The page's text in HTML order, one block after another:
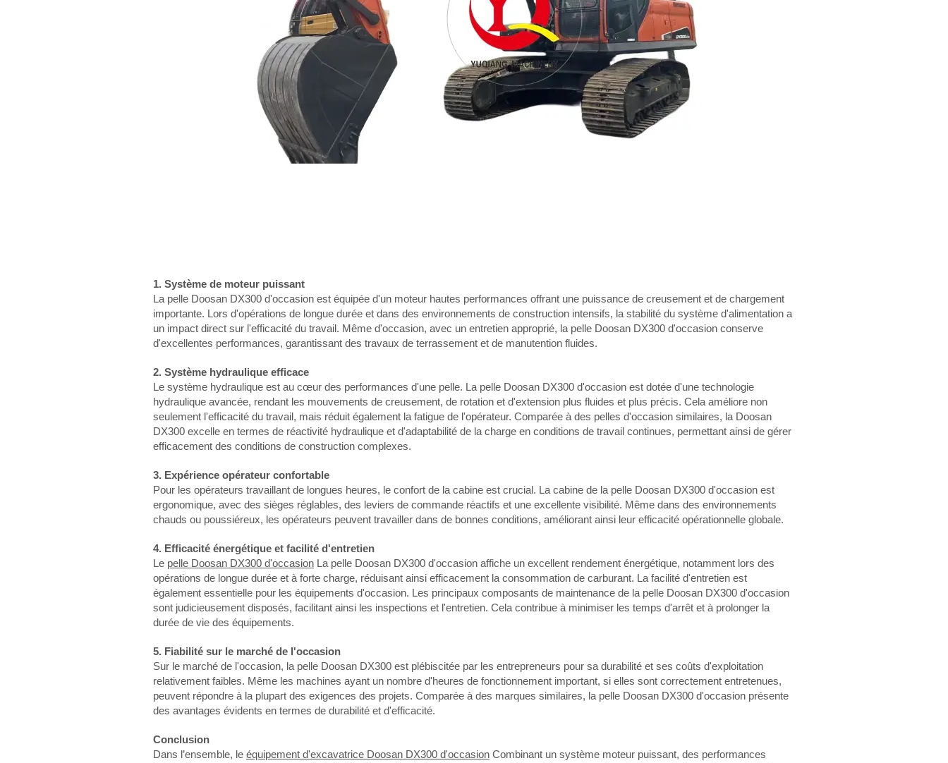
1. Système de moteur puissant
La pelle Doosan DX300 d'occasion est équipée d'un moteur hautes performances offrant une puissance de creusement et de chargement
importante. Lors d'opérations de longue durée et dans des environnements de construction intensifs, la stabilité du système d'alimentation a
un impact direct sur l'efficacité du travail. Même d'occasion, avec un entretien approprié, la pelle Doosan DX300 d'occasion conserve
d'excellentes performances, garantissant des travaux de terrassement et de manutention fluides.
2. Système hydraulique efficace
Le système hydraulique est au cœur des performances d'une pelle. La pelle Doosan DX300 d'occasion est dotée d'une technologie
hydraulique avancée, rendant les mouvements de creusement, de rotation et d'extension plus fluides et plus précis. Cela améliore non
seulement l'efficacité du travail, mais réduit également la fatigue de l'opérateur. Comparée à des pelles d'occasion similaires, la Doosan
DX300 excelle en termes de réactivité hydraulique et d'adaptabilité de la charge en conditions de travail continues, permettant ainsi de gérer
efficacement des conditions de construction complexes.
3. Expérience opérateur confortable
Pour les opérateurs travaillant de longues heures, le confort de la cabine est crucial. La cabine de la pelle Doosan DX300 d'occasion est
ergonomique, avec des sièges réglables, des leviers de commande réactifs et une excellente visibilité. Même dans des environnements
chauds ou poussiéreux, les opérateurs peuvent travailler dans de bonnes conditions, améliorant ainsi leur efficacité opérationnelle globale.
4. Efficacité énergétique et facilité d'entretien
Le pelle Doosan DX300 d'occasion La pelle Doosan DX300 d'occasion affiche un excellent rendement énergétique, notamment lors des
opérations de longue durée et à forte charge, réduisant ainsi efficacement la consommation de carburant. La facilité d'entretien est
également essentielle pour les équipements d'occasion. Les principaux composants de maintenance de la pelle Doosan DX300 d'occasion
sont judicieusement disposés, facilitant ainsi les inspections et l'entretien. Cela contribue à minimiser les temps d'arrêt et à prolonger la
durée de vie des équipements.
5. Fiabilité sur le marché de l'occasion
Sur le marché de l'occasion, la pelle Doosan DX300 est plébiscitée par les entrepreneurs pour sa durabilité et ses coûts d'exploitation
relativement faibles. Même les machines ayant un nombre d'heures de fonctionnement important, si elles sont correctement entretenues,
peuvent répondre à la plupart des exigences des projets. Comparée à des marques similaires, la pelle Doosan DX300 d'occasion présente
des avantages évidents en termes de durabilité et d'efficacité.
Conclusion
Dans l’ensemble, le équipement d'excavatrice Doosan DX300 d'occasion Combinant un système moteur puissant, des performances